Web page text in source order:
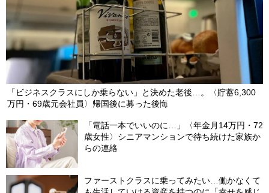
「ビジネスクラスにしか乗らない」と決めた老後…。〈貯蓄6,300
万円・69歳元会社員〉帰国後に募った後悔
「電話一本でいいのに…」〈年金月14万円・72
歳女性〉シニアマンションで待ち続けた家族か
らの連絡
ファーストクラスに乗ってみたい…働かなくて